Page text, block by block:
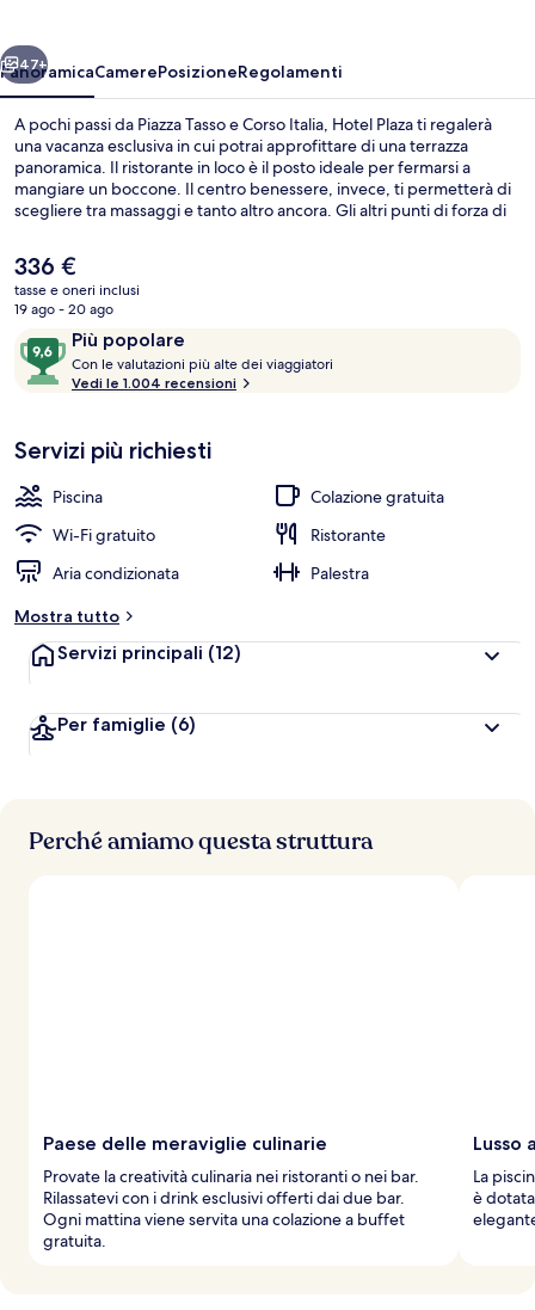
Avanti
47+
PanoramicaCamerePosizioneRegolamenti
A pochi passi da Piazza Tasso e Corso Italia, Hotel Plaza ti regalerà
una vacanza esclusiva in cui potrai approfittare di una terrazza
panoramica. Il ristorante in loco è il posto ideale per fermarsi a
mangiare un boccone. Il centro benessere, invece, ti permetterà di
scegliere tra massaggi e tanto altro ancora. Gli altri punti di forza di
una palestra. Le recensioni degli ospiti lodano il personale gentile
della struttura.
Il
prezzo
attuale
336 €
336 €
tasse e oneri inclusi
19 ago - 20 ago
RecensioniPiù popolare
9,6
su
10,
popolare
Con le valutazioni più alte dei viaggiatori
a
u
z
a
a
t
o
Vedi le 1.004 recensioni
Servizi più richiesti
Piscina
Colazione gratuita
Wi-Fi gratuito
Ristorante
Aria condizionata
Palestra
Mostra tutto
Servizi principali (12)
Per famiglie (6)
Perché amiamo questa struttura
Paese delle meraviglie culinarie
Provate la creatività culinaria nei ristoranti o nei bar.
Rilassatevi con i drink esclusivi offerti dai due bar.
Ogni mattina viene servita una colazione a buffet
gratuita.
Lusso
La
è